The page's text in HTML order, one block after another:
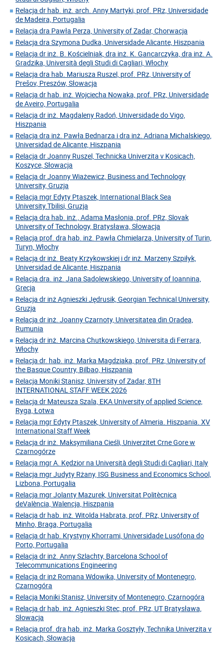
Relacja dr hab. inż. arch. Anny Martyki, prof. PRz, Universidade
de Madeira, Portugalia
Relacja dra Pawła Perza, University of Zadar, Chorwacja
Relacja dra Szymona Dudka, Universidade Alicante, Hiszpania
Relacja dr inż. B. Kościelniak, dra inż. K. Gancarczyka, dra inż. A.
Gradzika, Università degli Studi di Cagliari, Włochy
Relacja dra hab. Mariusza Ruszel, prof. PRz, University of
Prešov, Preszów, Słowacja
Relacja dr hab. inż. Wojciecha Nowaka, prof. PRz, Universidade
de Aveiro, Portugalia
Relacja dr inż. Magdaleny Radoń, Universidade do Vigo,
Hiszpania
Relacja dra inż. Pawła Bednarza i dra inż. Adriana Michalskiego,
Universidad de Alicante, Hiszpania
Relacja dr Joanny Ruszel, Technicka Univerzita v Kosicach,
Koszyce, Słowacja
Relacja dr Joanny Wiażewicz, Business and Technology
University, Gruzja
Relacja mgr Edyty Ptaszek, International Black Sea
University.Tbilisi, Gruzja
Relacja dra hab. inż., Adama Masłonia, prof. PRz, Slovak
University of Technology, Bratysława, Słowacja
Relacja prof. dra hab. inż. Pawła Chmielarza, University of Turin,
Turyn, Włochy
Relacja dr inż. Beaty Krzykowskiej i dr inż. Marzeny Szpiłyk,
Universidad de Alicante, Hiszpania
Relacja dra. inż. Jana Sadolewskiego, University of Ioannina,
Grecja
Relacja dr inż Agnieszki Jędrusik, Georgian Technical University,
Gruzja
Relacja dr inż. Joanny Czarnoty, Universitatea din Oradea,
Rumunia
Relacja dr inż. Marcina Chutkowskiego, Universita di Ferrara,
Włochy
Relacja dr. hab. inż. Marka Magdziaka, prof. PRz, University of
the Basque Country, Bilbao, Hiszpania
Relacja Moniki Stanisz, University of Zadar, 8TH
INTERNATIONAL STAFF WEEK 2026
Relacja dr Mateusza Szala, EKA University of applied Science,
Ryga, Łotwa
Relacja mgr Edyty Ptaszek, University of Almeria. Hiszpania. XV
International Staff Week
Relacja dr inż. Maksymiliana Cieśli, Univerzitet Crne Gore w
Czarnogórze
Relacja mgr A. Kędzior na Università degli Studi di Cagliari, Italy
Relacja mgr Judyty Rżany, ISG Business and Economics School,
Lizbona, Portugalia
Relacja mgr Jolanty Mazurek, Universitat Politècnica
deValència, Walencja, Hiszpania
Relacja dr hab. inż. Witolda Habrata, prof. PRz, University of
Minho, Braga, Portugalia
Relacja dr hab. Krystyny Khorrami, Universidade Lusófona do
Porto, Portugalia
Relacja dr inż. Anny Szlachty, Barcelona School of
Telecommunications Engineering
Relacja dr inż Romana Wdowika, University of Montenegro,
Czarnogóra
Relacja Moniki Stanisz, University of Montenegro, Czarnogóra
Relacja dr hab. inż. Agnieszki Stec, prof. PRz, UT Bratysława,
Słowacja
Relacja prof. dra hab. inż. Marka Gosztyły, Technika Univerzita v
Kosicach, Słowacja